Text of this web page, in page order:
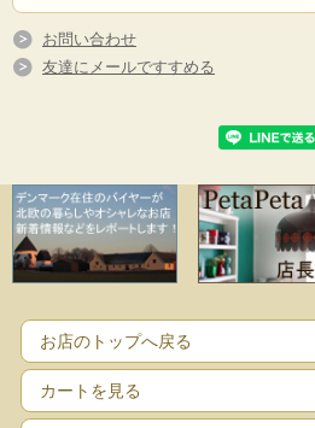
が愛らしいです。シンプルなドレスに対比して
ョンされています。サマーパーティやウェディ
■製造国 ：スウェーデン
■メーカー：jie gantofta社
■サイズ ：底面Φ10cm、高さ32cm
■コンディション：頬に色移りがあります。（
なくよいヴィンテージコンディションです。
お問い合わせ
友達にメールですすめる
お店のトップへ戻る
カートを見る